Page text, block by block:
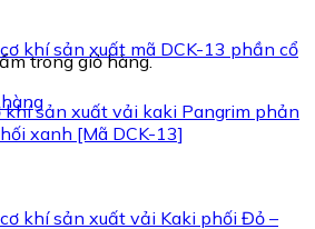
trong giỏ hàng.
sản xuất vải kaki Pangrim phản
xanh [Mã DCK-13]